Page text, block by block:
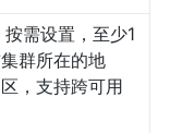
需设置，至少1
群所在的地
，支持跨可用